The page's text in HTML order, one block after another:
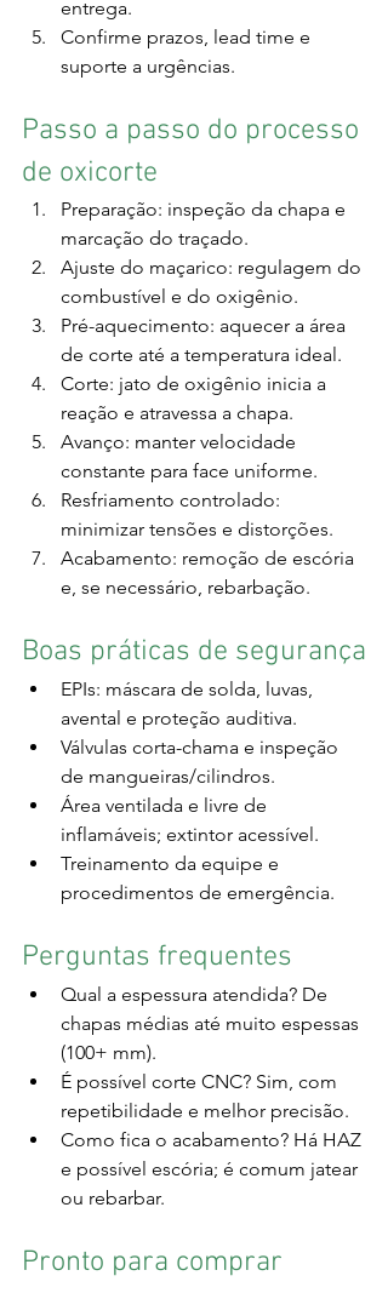
entrega.
Confirme prazos, lead time e
suporte a urgências.
Passo a passo do processo
de oxicorte
Preparação: inspeção da chapa e
marcação do traçado.
Ajuste do maçarico: regulagem do
combustível e do oxigênio.
Pré-aquecimento: aquecer a área
de corte até a temperatura ideal.
Corte: jato de oxigênio inicia a
reação e atravessa a chapa.
Avanço: manter velocidade
constante para face uniforme.
Resfriamento controlado:
minimizar tensões e distorções.
Acabamento: remoção de escória
e, se necessário, rebarbação.
Boas práticas de segurança
EPIs: máscara de solda, luvas,
avental e proteção auditiva.
Válvulas corta-chama e inspeção
de mangueiras/cilindros.
Área ventilada e livre de
inflamáveis; extintor acessível.
Treinamento da equipe e
procedimentos de emergência.
Perguntas frequentes
Qual a espessura atendida? De
chapas médias até muito espessas
(100+ mm).
É possível corte CNC? Sim, com
repetibilidade e melhor precisão.
Como fica o acabamento? Há HAZ
e possível escória; é comum jatear
ou rebarbar.
Pronto para comprar